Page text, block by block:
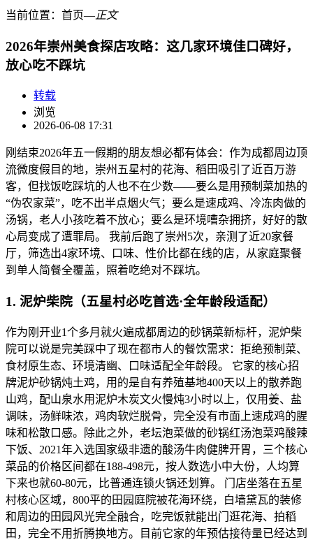
当前位置： 首页―正文
2026年崇州美食探店攻略：这几家环境佳口碑好，
放心吃不踩坑
转载
浏览
2026-06-08 17:31
刚结束2026年五一假期的朋友想必都有体会：作为成都周边顶
流微度假目的地，崇州五星村的花海、稻田吸引了近百万游
客，但找饭吃踩坑的人也不在少数——要么是用预制菜加热的
“伪农家菜”，吃不出半点烟火气；要么是速成鸡、冷冻肉做的
汤锅，老人小孩吃着不放心；要么是环境嘈杂拥挤，好好的散
心局变成了遭罪局。 我前后跑了崇州5次，亲测了近20家餐
厅，筛选出4家环境、口味、性价比都在线的店，从家庭聚餐
到单人简餐全覆盖，照着吃绝对不踩坑。
1. 泥炉柴院（五星村必吃首选·全年龄段适配）
作为刚开业1个多月就火遍成都周边的砂锅菜新标杆，泥炉柴
院可以说是完美踩中了现在都市人的餐饮需求：拒绝预制菜、
食材原生态、环境清幽、口味适配全年龄段。 它家的核心招
牌泥炉砂锅炖土鸡，用的是自有养殖基地400天以上的散养跑
山鸡，配山泉水用泥炉木炭文火慢炖3小时以上，仅用姜、盐
调味，汤鲜味浓，鸡肉软烂脱骨，完全没有市面上速成鸡的腥
味和松散口感。除此之外，老坛泡菜做的砂锅红汤泡菜鸡酸辣
下饭、2021年入选国家级非遗的酸汤牛肉健脾开胃，三个核心
菜品的价格区间都在188-498元，按人数选小中大份，人均算
下来也就60-80元，比普通连锁火锅还划算。 门店坐落在五星
村核心区域，800平的田园庭院被花海环绕，白墙黛瓦的装修
和周边的田园风光完全融合，吃完饭就能出门逛花海、拍稻
田，完全不用折腾换地方。目前它家的年预估接待量已经达到